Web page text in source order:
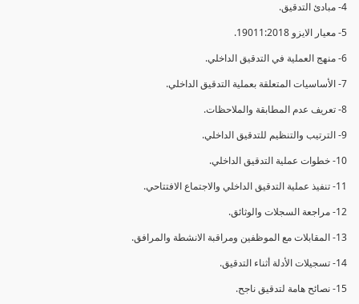
4- مبادئ التدقيق.
5- معيار الايزو 19011:2018.
6- منهج العملية في التدقيق الداخلي.
7- الأساسيات المتعلقة بعملية التدقيق الداخلي.
8- تعريف عدم المطابقة والملاحظات.
9- الترتيب والتنظيم للتدقيق الداخلي.
10- خطوات عملية التدقيق الداخلي.
11- تنفيذ عملية التدقيق الداخلي والاجتماع الافتتاحي.
12- مراجعة السجلات والوثائق.
13- المقابلات مع الموظفين ومراقبة الانشطة والمرافق.
14- تسجيلات الأدلة أثناء التدقيق.
15- نصائح هامة لتدقيق ناجح.